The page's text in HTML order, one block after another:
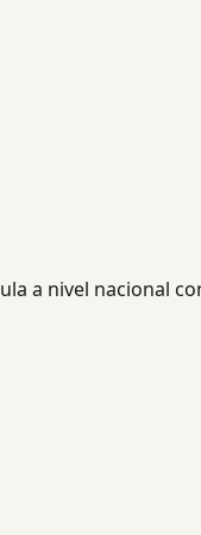
a nivel nacional